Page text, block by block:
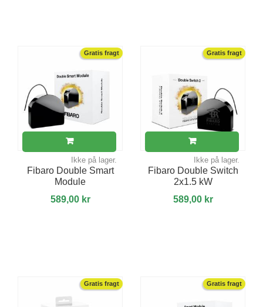
Gratis fragt
Ikke på lager.
Fibaro Double Smart
Module
589,00 kr
Gratis fragt
Ikke på lager.
Fibaro Double Switch
2x1.5 kW
589,00 kr
Gratis fragt Gratis fragt